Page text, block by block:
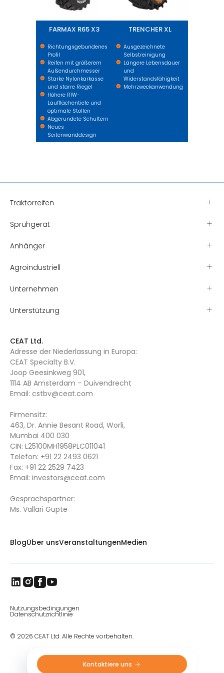
Kontaktiere uns
FARMAX R65 X3
Richtungsgebundenes
Profil
Reifen mit größerem
Außendurchmesser
Starke Nylonkarkasse
und starre Riegel
Höhere R1W-
Laufflächentiefe und
optimale Stollen
Abgerundete Schultern
Neues
Seitenwanddesign
TRENCHER XL
Ausgezeichnete
Selbstreinigung
Längere Lebensdauer
und
Widerstandsfähigkeit
Mehrzweckanwendung
Traktorreifen
Sprühgerät
Anhänger
Agroindustriell
Unternehmen
Unterstützung
CEAT Ltd.
Adresse der Niederlassung in Europa:
CEAT Specialty B.V.
Joop Geesinkweg 901,
1114 AB Amsterdam – Duivendrecht
Email: cstbv@ceat.com
Firmensitz:
463, Dr. Annie Besant Road, Worli,
Mumbai 400 030
CIN: L25100MH1958PLC011041
Telefon: +91 22 2493 0621
Fax: +91 22 2529 7423
Email: investors@ceat.com
Gesprächspartner:
Ms. Vallari Gupte
BlogÜber unsVeranstaltungenMedien
© 2026 CEAT Ltd. Alle Rechte vorbehalten.
Nutzungsbedingungen
Datenschutzrichtlinie